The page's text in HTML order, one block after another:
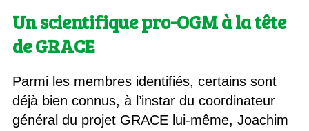
Un scientifique pro-OGM à la tête
de GRACE
Parmi les membres identifiés, certains sont
déjà bien connus, à l’instar du coordinateur
général du projet GRACE lui-même, Joachim